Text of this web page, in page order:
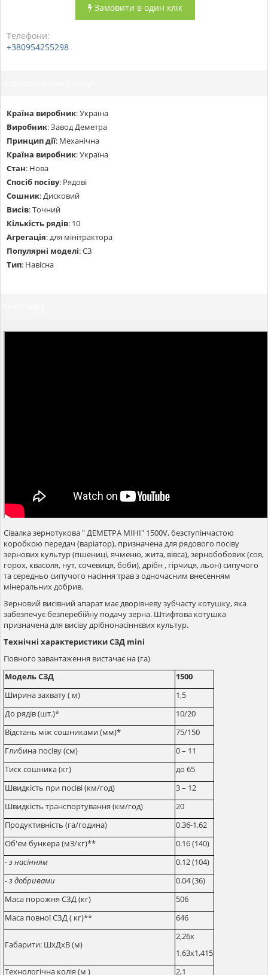
Замовити в один клік
Телефони:
+380954255298
Країна виробник:Україна
Виробник:Завод Деметра
Принцип дії: Механічна
Країна виробник:Україна
Стан: Нова
Спосіб посіву: Рядові
Сошник: Дисковий
Висів:Точний
Кількість рядів: 10
Агрегація: для мінітрактора
Популярні моделі:СЗ
Тип: Навісна
Сівалка зернотукова " ДЕМЕТРА МІНІ" 1500V, безступінчастою
коробкою передач (варіатор), призначена для рядового посіву
зернових культур (пшениці, ячменю, жита, вівса), зернобобових (соя,
горох, квасоля, нут, сочевиця, боби), дрібн , гірчиця, льон) сипучого
та середньо сипучого насіння трав з одночасним внесенням
мінеральних добрив.
Зерновий висівний апарат має дворівневу зубчасту котушку, яка
забезпечує безперебійну подачу зерна. Штифтова котушка
призначена для висіву дрібнонасіннєвих культур.
Технічні характеристики СЗД mini
Повного завантаження вистачає на (га)
Модель СЗД
1500
Ширина захвату ( м)
1,5
До рядів (шт.)*
10/20
Відстань між сошниками (мм)*
75/150
Глибина посіву (см)
0 – 11
Тиск сошника (кг)
до 65
Швидкість при посіві (км/год)
3 – 12
Швидкість транспортування (км/год)
20
Продуктивність (га/година)
0.36-1.62
Об'єм бункера (м3/кг)**
0.16 (140)
- з насінням
0.12 (104)
- з добривами
0.04 (36)
Маса порожня СЗД (кг)
506
Маса повної СЗД ( кг)**
646
Габарити: ШхДхВ (м)
2,26х
1,63х1,415
Технологічна колія (м )
2,1